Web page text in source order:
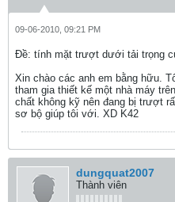
09-06-2010, 09:21 PM
Ðề: tính mặt trượt dưới tải trọng
Xin chào các anh em bằng hữu.
tham gia thiết kế một nhà máy
chất không kỹ nên đang bị trượt
sơ bộ giúp tôi với. XD K42
dungquat2007
Thành viên